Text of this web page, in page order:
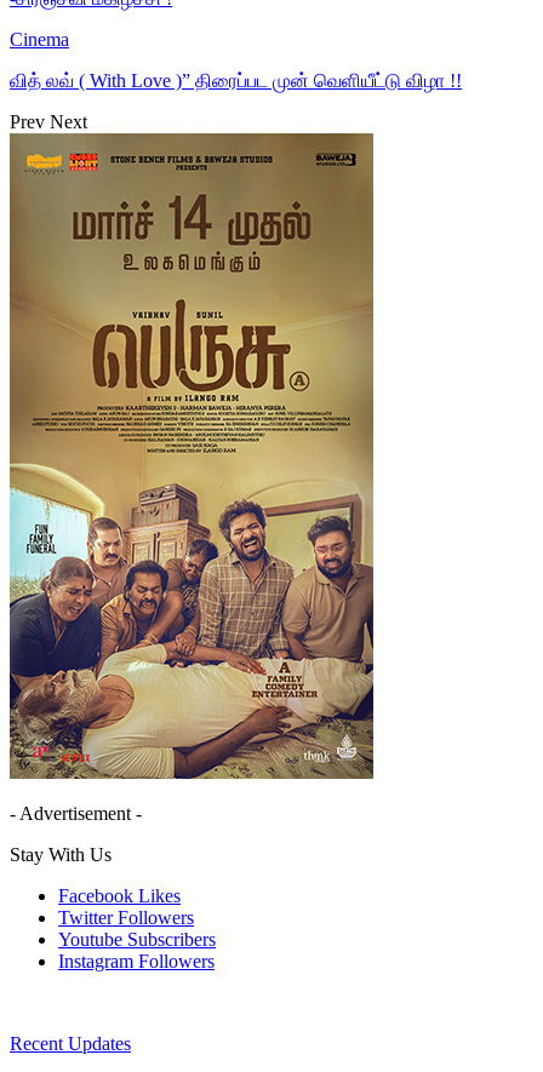
Cinema
வித் லவ் ( With Love )” திரைப்பட முன் வெளியீட்டு விழா !!
Prev Next
- Advertisement -
Stay With Us
Facebook Likes
Twitter Followers
Youtube Subscribers
Instagram Followers
Recent Updates